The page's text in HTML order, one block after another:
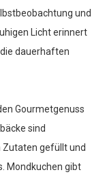
und
Licht erinnert
dauerhaften
Gourmetgenuss
sind
gefüllt und
Mondkuchen gibt